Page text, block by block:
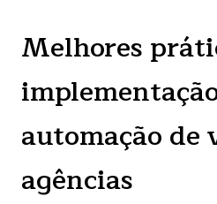
Melhores
automação de
agências